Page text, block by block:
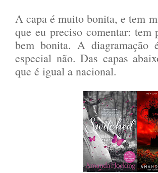
A capa é muito bonita, e tem
que eu preciso comentar: tem
bem bonita. A
especial não. Das capas
que é igual a nacional.